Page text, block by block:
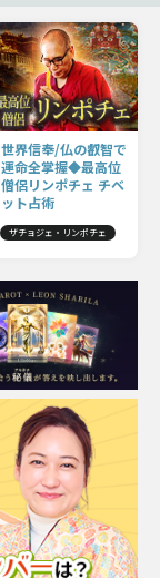
世界信奉/仏の叡智で
運命全掌握◆最高位
僧侶リンポチェ チベ
ット占術
ザチョジェ・リンポチェ